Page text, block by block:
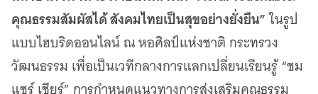
คุณธรรมสัมผัสได้ สังคมไทยเป็นสุขอย่างยั่งยืน”ในรูป
แบบไฮบริดออนไลน์ ณ หอศิลป์แห่งชาติ กระทรวง
วัฒนธรรม เพื่อเป็นเวทีกลางการแลกเปลี่ยนเรียนรู้ “ชม